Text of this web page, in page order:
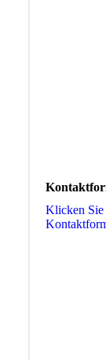
Klicken Sie